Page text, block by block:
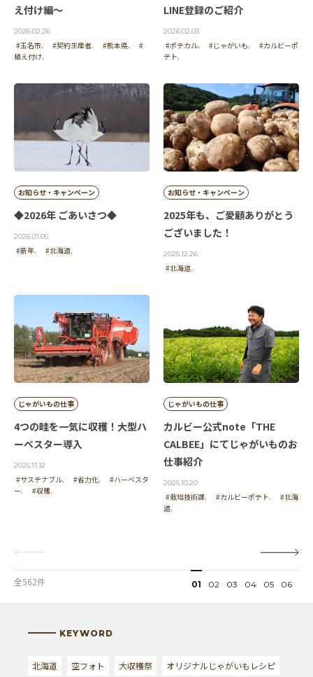
え付け編～
2026.02.26
#玉名市. #契約生産者. #熊本県.
#
植え付け.
LINE登録のご紹介
2026.02.03
#ポテカル. #じゃがいも.
#カルビーポ
テト.
お知らせ・キャンペーン
◆2026年 ごあいさつ◆
2026.01.05
#新年. #北海道.
お知らせ・キャンペーン
2025年も、ご愛顧ありがとう
ございました！
2025.12.26
#北海道.
じゃがいもの仕事
4つの畦を一気に収穫！大型ハ
ーベスター導入
2025.11.12
#サステナブル. #省力化.
#ハーベスタ
ー.
#収穫.
じゃがいもの仕事
カルビー公式note「THE
CALBEE」にてじゃがいものお
仕事紹介
2025.10.20
#栽培技術課. #カルビーポテト.
#北海
道.
全562件 01 02 03 04 05 06
KEYWORD
北海道 空フォト 大収穫祭 オリジナルじゃがいもレシピ